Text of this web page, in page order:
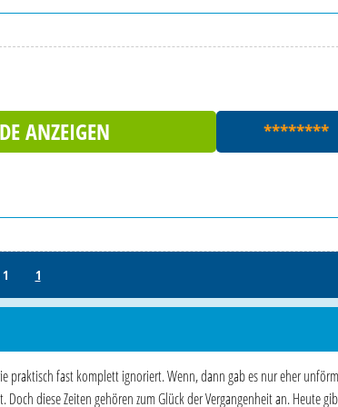
ANZEIGEN ********
1
praktisch fast komplett ignoriert. Wenn, dann gab es nur eher
diese Zeiten gehören zum Glück der Vergangenheit an. Heute